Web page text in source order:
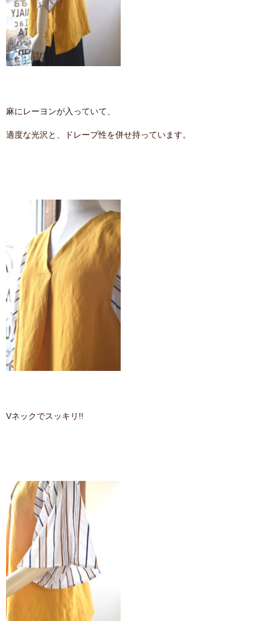
麻にレーヨンが入っていて、
適度な光沢と、ドレープ性を併せ持っています。
Vネックでスッキリ!!